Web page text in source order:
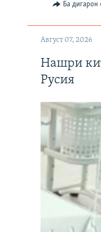
Ба дигарон
Август 07, 2026
Нашри
Русия